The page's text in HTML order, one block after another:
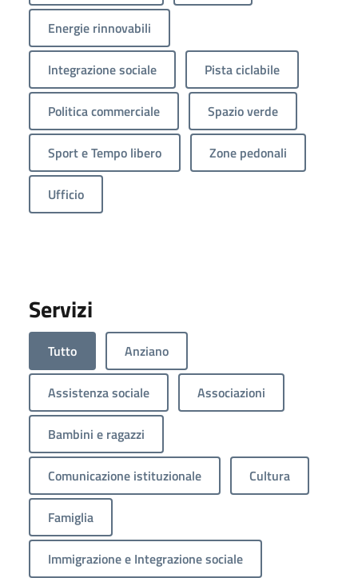
Energie rinnovabili
Integrazione sociale Pista ciclabile
Politica commerciale Spazio verde
Sport e Tempo libero Zone pedonali
Ufficio
Servizi
Tutto Anziano
Assistenza sociale Associazioni
Bambini e ragazzi
Comunicazione istituzionale Cultura
Famiglia
Immigrazione e Integrazione sociale